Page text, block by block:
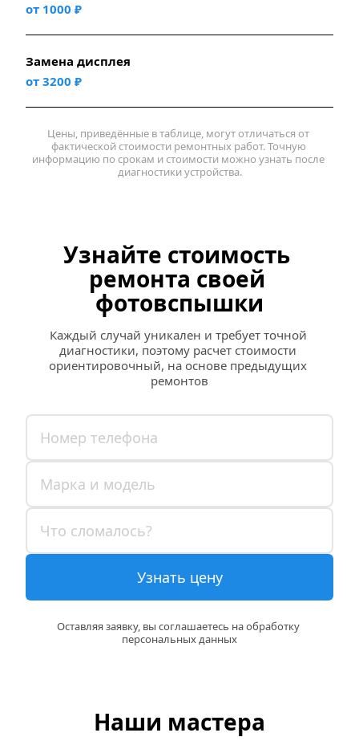
от 1000 ₽
Замена дисплея
от 3200 ₽
Цены, приведённые в таблице, могут отличаться от
фактической стоимости ремонтных работ. Точную
информацию по срокам и стоимости можно узнать после
диагностики устройства.
Узнайте стоимость
ремонта своей
фотовспышки
Каждый случай уникален и требует точной
диагностики, поэтому расчет стоимости
ориентировочный, на основе предыдущих
ремонтов
Узнать цену
Оставляя заявку, вы соглашаетесь на обработку
персональных данных
Наши мастера